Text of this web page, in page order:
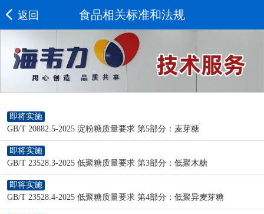
返回 食品相关标准和法规
即将实施
GB/T 20882.5-2025 淀粉糖质量要求 第5部分：麦芽糖
即将实施
GB/T 23528.3-2025 低聚糖质量要求 第3部分：低聚木糖
即将实施
GB/T 23528.4-2025 低聚糖质量要求 第4部分：低聚异麦芽糖